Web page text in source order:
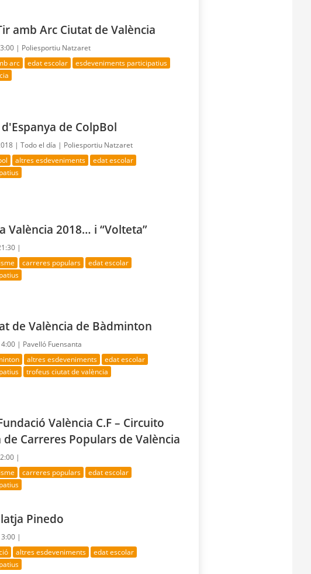
amb Arc Ciutat de València
| Poliesportiu Natzaret
arc edat escolar
esdeveniments participatius
de ColpBol
|Todo el día | Poliesportiu Natzaret
altres esdeveniments
edat escolar
València 2018… i “Volteta”
|
carreres populars
edat escolar
de València de Bàdminton
| Pavelló Fuensanta
altres esdeveniments
edat escolar
trofeus ciutat de valència
València C.F – Circuito
Carreres Populars de València
|
carreres populars
edat escolar
Pinedo
|
altres esdeveniments
edat escolar